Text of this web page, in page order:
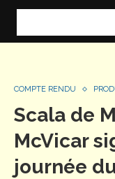
COMPTE RENDU
Scala de
McVicar
journée